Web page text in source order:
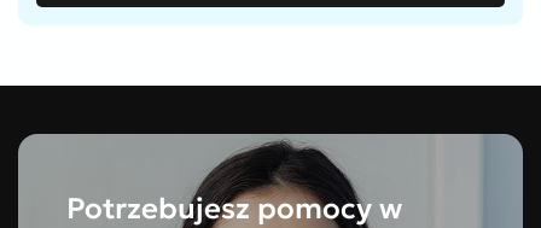
Potrzebujesz pomocy w